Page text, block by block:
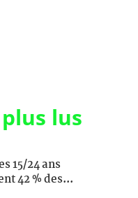
lus
15/24 ans
42 % des...